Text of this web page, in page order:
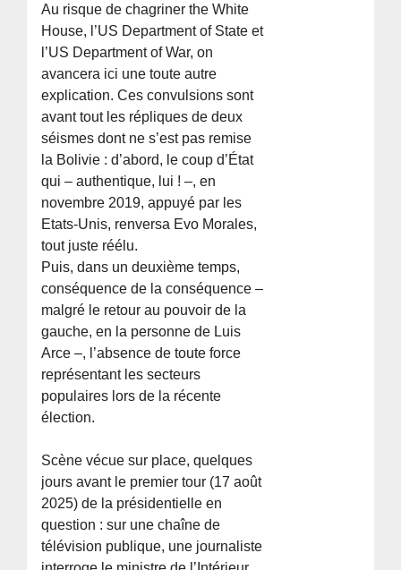
Au risque de chagriner the White
House, l’US Department of State et
l’US Department of War, on
avancera ici une toute autre
explication. Ces convulsions sont
avant tout les répliques de deux
séismes dont ne s’est pas remise
la Bolivie : d’abord, le coup d’État
qui – authentique, lui ! –, en
novembre 2019, appuyé par les
Etats-Unis, renversa Evo Morales,
tout juste réélu.
Puis, dans un deuxième temps,
conséquence de la conséquence –
malgré le retour au pouvoir de la
gauche, en la personne de Luis
Arce –, l’absence de toute force
représentant les secteurs
populaires lors de la récente
élection.
Scène vécue sur place, quelques
jours avant le premier tour (17 août
2025) de la présidentielle en
question : sur une chaîne de
télévision publique, une journaliste